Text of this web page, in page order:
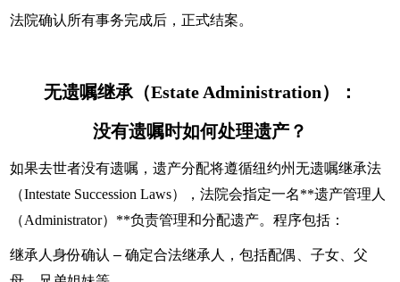
法院确认所有事务完成后，正式结案。
无遗嘱继承（Estate Administration）：
没有遗嘱时如何处理遗产？
如果去世者没有遗嘱，遗产分配将遵循纽约州无遗嘱继承法
（Intestate Succession Laws），法院会指定一名**遗产管理人
（Administrator）**负责管理和分配遗产。程序包括：
继承人身份确认 – 确定合法继承人，包括配偶、子女、父